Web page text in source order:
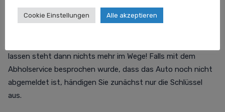
von Ihnen: KFZ Brief, KFZ Schein und die Schlüssel des
lassen steht dann nichts mehr im Wege! Falls mit dem
Abholservice besprochen wurde, dass das Auto noch nicht
abgemeldet ist, händigen Sie zunächst nur die Schlüssel
aus.
Cookie Einstellungen Alle akzeptieren